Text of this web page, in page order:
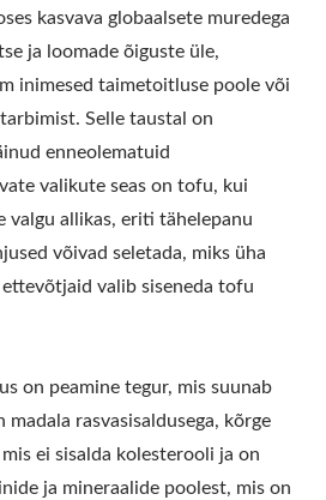
kasvava globaalsete muredega
ja loomade õiguste üle,
inimesed taimetoitluse poole või
Selle taustal on
enneolematuid
valikute seas on tofu, kui
allikas, eriti tähelepanu
võivad seletada, miks üha
valib siseneda tofu
on peamine tegur, mis suunab
rasvasisaldusega, kõrge
ei sisalda kolesterooli ja on
ja mineraalide poolest, mis on